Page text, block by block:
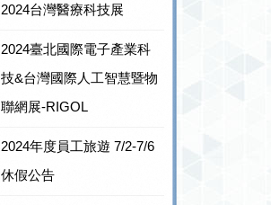
2024台灣醫療科技展
2024臺北國際電子產業科
技&台灣國際人工智慧暨物
聯網展-RIGOL
2024年度員工旅遊 7/2-7/6
休假公告